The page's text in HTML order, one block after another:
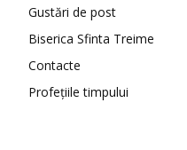
Gustări de post
Biserica Sfinta Treime
Contacte
Profețiile timpului